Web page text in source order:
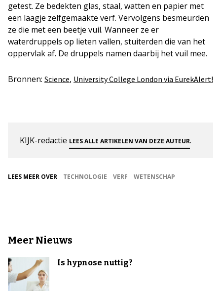
getest. Ze bedekten glas, staal, watten en papier met
een laagje zelfgemaakte verf. Vervolgens besmeurden
ze die met een beetje vuil. Wanneer ze er
waterdruppels op lieten vallen, stuiterden die van het
oppervlak af. De druppels namen daarbij het vuil mee.
Bronnen: Science, University College London via EurekAlert!
KIJK-redactie LEES ALLE ARTIKELEN VAN DEZE AUTEUR.
LEES MEER OVER TECHNOLOGIE VERF WETENSCHAP
Meer Nieuws
Is hypnose nuttig?